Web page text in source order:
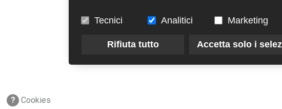
? Cookies
Tecnici Analitici Marketing
Rifiuta tutto Accetta solo i